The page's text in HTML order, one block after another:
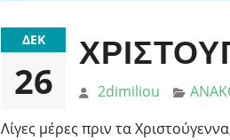
ΔΕΚ
26 2dimiliou
Λίγες μέρες πριν τα